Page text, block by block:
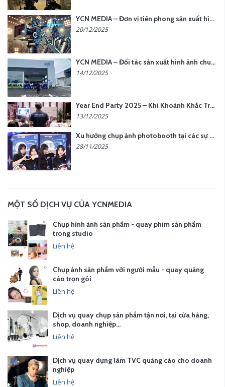
YCN MEDIA – Đơn vị tiên phong sản xuất hình ảnh & âm thanh bằng AI tại Hà Nội
20/12/2025
YCN MEDIA – Đối tác sản xuất hình ảnh chuyên nghiệp cho doanh nghiệp tại Hà Nội
14/12/2025
Year End Party 2025 – Khi Khoảnh Khắc Trở Thành Dấu Ấn | Gói Ưu Đãi Tháng 12 Từ YCN Media
13/12/2025
Xu hướng chụp ảnh photobooth tại các sự kiện hiện nay
28/11/2025
MỘT SỐ DỊCH VỤ CỦA YCNMEDIA
Chụp hình ảnh sản phẩm - quay phim sản phẩm
trong studio
Liên hệ
Chụp ảnh sản phẩm với người mẫu - quay quảng
cáo trọn gói
Liên hệ
Dịch vụ quay chụp sản phẩm tận nơi, tại cửa hàng,
shop, doanh nghiệp…
Liên hệ
Dịch vụ quay dựng làm TVC quảng cáo cho doanh
nghiệp
Liên hệ